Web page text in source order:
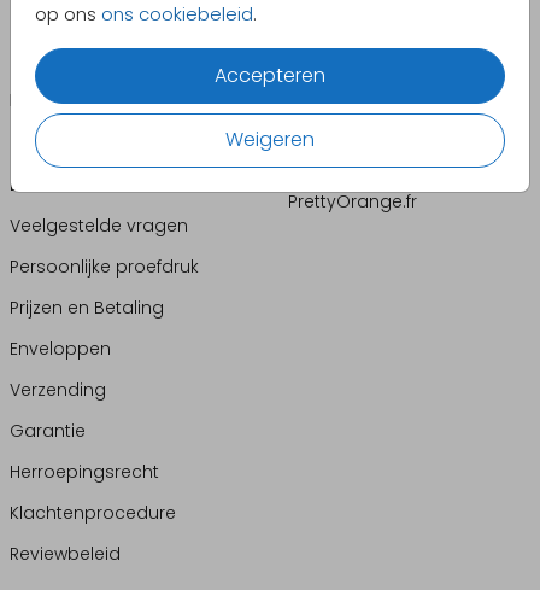
op ons ons cookiebeleid.
Accepteren
Weigeren
Zelf maken
INFORMATIE
Contact
Bestellen: hoe werkt het
Veelgestelde vragen
Persoonlijke proefdruk
Prijzen en Betaling
Enveloppen
Verzending
Garantie
Herroepingsrecht
Klachtenprocedure
Reviewbeleid
LANDEN
PrettyOrange.be
PrettyOrange.de
PrettyOrange.fr